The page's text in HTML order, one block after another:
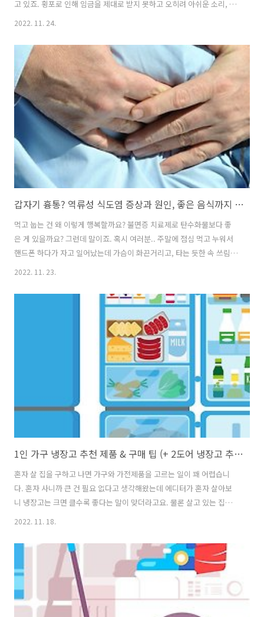
고 있죠. 횡포로 인해 임금을 제대로 받지 못하고 오히려 아쉬운 소리, 폭
언 등을 받는 경우도 빈번합니다. 여기에 지지 말고 권리를 찾는 일은 나
미, 신고 방법 임금체불, 법률적으로 명확한 의미는? 임금체불은 근로기
준법 제36조에 따릅니다. ‘사용자는 근로가 퇴직한 경우 퇴직일로부터
14일 이내에 임금, 보상금, 그 밖의 일체의 금품을 지급하여야 한다’ 이것
이죠. 일방적으로 임금과 상여금을 깎거나 연차, 휴업, 연장, 야간수당을
지급하지 않고, 퇴직금을 동의 없이 주지 않는다면 ‘임금체불’입니다. ..
2022. 11. 24.
갑자기 흉통? 역류성 식도염 증상과 원인, 좋은 음식까지 꿀꺽
먹고 눕는 건 왜 이렇게 행복할까요? 불면증 치료제로 탄수화물보다 좋
은 게 있을까요? 그런데 말이죠. 혹시 여러분.. 주말에 점심 먹고 누워서
핸드폰 하다가 자고 일어났는데 가슴이 화끈거리고, 타는 듯한 속 쓰림을
느끼신 적 있나요? 2020년에만 역류성 식도염 환자 동료들이 무려 458
평생 건강하게 먹을 수 있도록 역류성 식도염의 증상, 원인, 좋은 음식,
나쁜 음식, 좋은 생활 습관까지 다 알려드리겠습니다! 역류성 식도염 증
상과 원인, 예방법 역류성 식도염이란? 음식을 먹으면 소화시키기 위해
위에서 강한 산성을 띄는 위산을 분비하는데요. 역류성 식도염은 이 위산
이 식도를 타고 역류하여 발생하는 식도에 염증을 일으키는 질병을 말
2022. 11. 23.
1인 가구 냉장고 추천 제품 & 구매 팁 (+ 2도어 냉장고 추천)
혼자 살 집을 구하고 나면 가구와 가전제품을 고르는 일이 꽤 어렵습니
다. 혼자 사니까 큰 건 필요 없다고 생각해왔는데 에디터가 혼자 살아보
니 냉장고는 크면 클수록 좋다는 말이 맞더라고요. 물론 살고 있는 집의
크기에 따라 크기가 정해지기도 하지만요. 냉장고 구매를 고려하시는 분
가지 팁과 추천 제품을 소개할게요. 제품은 조건 내 다나와 순위를 참고
했습니다. 1인 가구에게는 어떤 냉장고가 좋을까? 1인 가구 냉장고 구매
팁 1. 간접 냉각 방식 직접 냉각 방식이 더 저렴하고 음식 보관 및 관리에
용이한 것은 사실이지만, 시기마다 성에를 제거하는 일이 쉽지 않습니다.
성에는 제거하지 않으면 냄새를 유발하고, 냉장 효과를 떨어뜨립니다.
2022. 11. 18.